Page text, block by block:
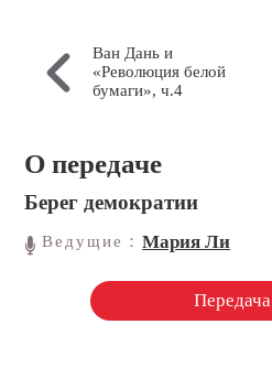
Ван Дань и
«Революция белой
бумаги», ч.4
О передаче
Берег демократии
Ведущие：Мария Ли
Передача